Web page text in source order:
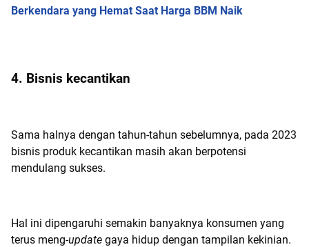
Berkendara yang Hemat Saat Harga BBM Naik
4. Bisnis kecantikan
Sama halnya dengan tahun-tahun sebelumnya, pada 2023
bisnis produk kecantikan masih akan berpotensi
mendulang sukses.
Hal ini dipengaruhi semakin banyaknya konsumen yang
terus meng-update gaya hidup dengan tampilan kekinian.